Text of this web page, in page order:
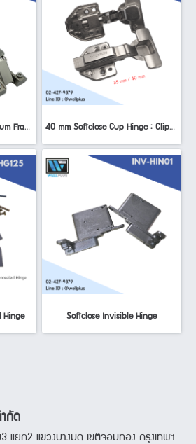
Softclose Hinge for Aluminium Frame 40 mm Softclose Cup Hinge : Clip-On
Hinge Softclose Invisible Hinge
กัด
แยก2 แขวงบางมด เขตจอมทอง กรุงเทพฯ